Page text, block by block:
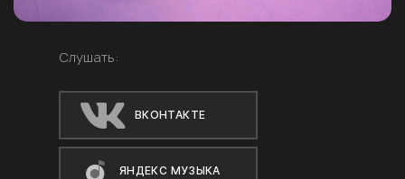
Слушать:
ВКОНТАКТЕ
ЯНДЕКС МУЗЫКА